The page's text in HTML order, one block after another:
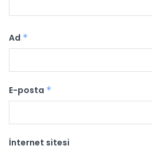
Ad *
E-posta *
İnternet sitesi